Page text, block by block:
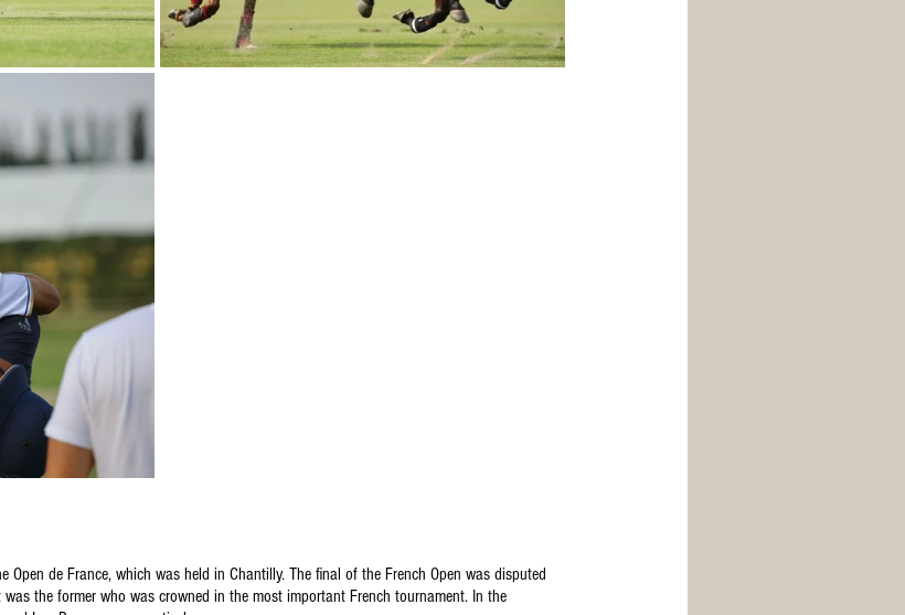
Open de France, which was held in Chantilly. The final of the French Open was disputed
the former who was crowned in the most important French tournament. In the